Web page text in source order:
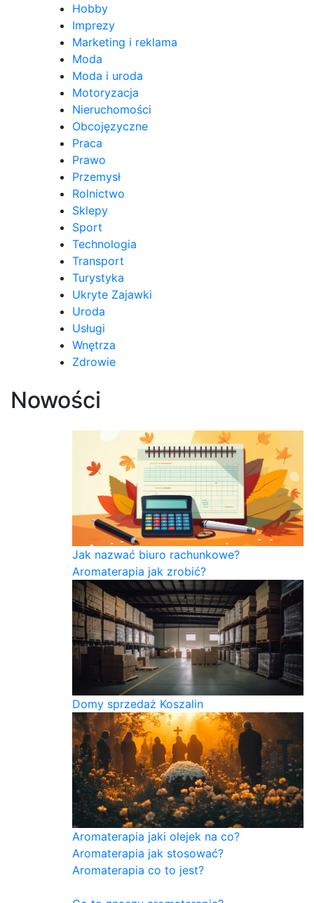
Hobby
Imprezy
Marketing i reklama
Moda
Moda i uroda
Motoryzacja
Nieruchomości
Obcojęzyczne
Praca
Prawo
Przemysł
Rolnictwo
Sklepy
Sport
Technologia
Transport
Turystyka
Ukryte Zajawki
Uroda
Usługi
Wnętrza
Zdrowie
Nowości
Jak nazwać biuro rachunkowe?
Aromaterapia jak zrobić?
Domy sprzedaż Koszalin
Aromaterapia jaki olejek na co?
Aromaterapia jak stosować?
Aromaterapia co to jest?